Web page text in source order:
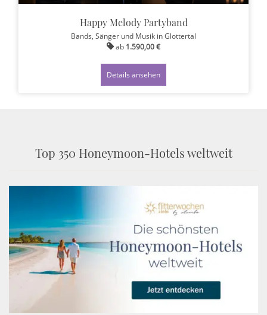
Happy Melody Partyband
Bands, Sänger und Musik in Glottertal
ab 1.590,00 €
Details ansehen
Top 350 Honeymoon-Hotels weltweit